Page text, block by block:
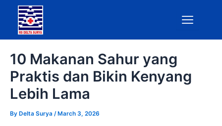
content
10 Makanan Sahur yang
Praktis dan Bikin Kenyang
Lebih Lama
By Delta Surya /March 3, 2026